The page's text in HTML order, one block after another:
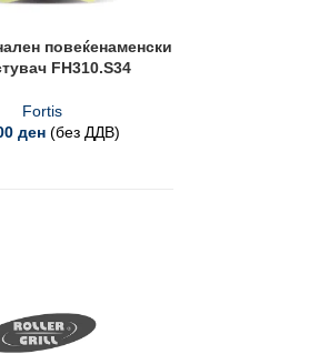
повеќенаменски
FH310.S34
Fortis
ден (без ДДВ)